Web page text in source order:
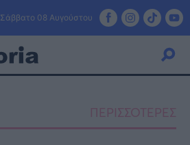
Σάββατο 08 Αυγούστου
ΠΕΡΙΣΣΟΤΕΡΕΣ